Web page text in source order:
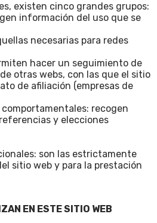
existen cinco grandes grupos:
información del uso que se
necesarias para redes
hacer un seguimiento de
otras webs, con las que el sitio
de afiliación (empresas de
recogen
y elecciones
son las estrictamente
sitio web y para la prestación
EN ESTE SITIO WEB